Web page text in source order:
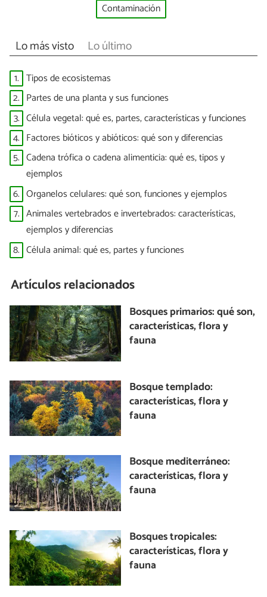
Contaminación
Lo más visto Lo último
1. Tipos de ecosistemas
2. Partes de una planta y sus funciones
3. Célula vegetal: qué es, partes, características y funciones
4. Factores bióticos y abióticos: qué son y diferencias
5. Cadena trófica o cadena alimenticia: qué es, tipos y
ejemplos
6. Organelos celulares: qué son, funciones y ejemplos
7. Animales vertebrados e invertebrados: características,
ejemplos y diferencias
8. Célula animal: qué es, partes y funciones
Artículos relacionados
Bosques primarios: qué son,
características, flora y
fauna
Bosque templado:
características, flora y
fauna
Bosque mediterráneo:
características, flora y
fauna
Bosques tropicales:
características, flora y
fauna